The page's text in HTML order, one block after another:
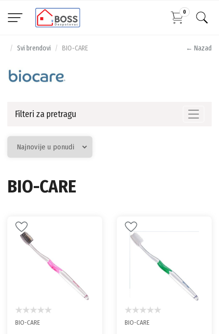
0
Svi brendovi BIO-CARE ← Nazad
Toggle
Filteri za pretragu
BIO-CARE
BIO-CARE BIO-CARE